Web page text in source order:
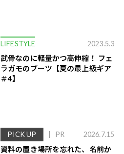
LIFESTYLE 2023.5.3
武骨なのに軽量かつ高伸縮！ フェ
ラガモのブーツ【夏の最上級ギア
＃4】
PICK UP PR 2026.7.15
資料の置き場所を忘れた、名前か